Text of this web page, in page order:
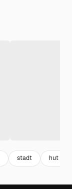
stadt hut